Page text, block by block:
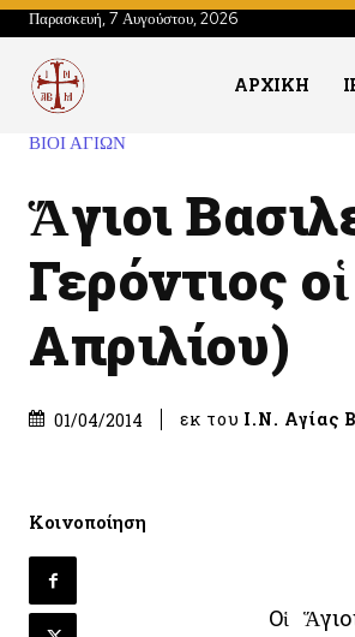
Παρασκευή, 7 Αυγούστου, 2026
ΑΡΧΙΚΗ
ΒΙΟΙ ΑΓΙΩΝ
Ἅγιοι
Γερόντιος
Απριλίου)
01/04/2014 εκ του Ι.Ν. Αγίας
Κοινοποίηση
Οἱ